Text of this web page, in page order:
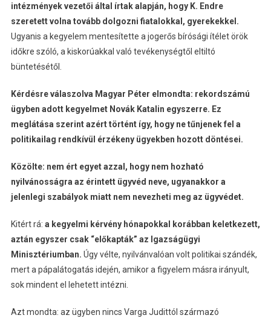
intézmények vezetői által írtak alapján, hogy K. Endre
szeretett volna tovább dolgozni fiatalokkal, gyerekekkel.
Ugyanis a kegyelem mentesítette a jogerős bírósági ítélet örök
időkre szóló, a kiskorúakkal való tevékenységtől eltiltó
büntetésétől.
Kérdésre válaszolva Magyar Péter elmondta: rekordszámú
ügyben adott kegyelmet Novák Katalin egyszerre. Ez
meglátása szerint azért történt így, hogy ne tűnjenek fel a
politikailag rendkívül érzékeny ügyekben hozott döntései.
Közölte: nem ért egyet azzal, hogy nem hozható
nyilvánosságra az érintett ügyvéd neve, ugyanakkor a
jelenlegi szabályok miatt nem nevezheti meg az ügyvédet.
Kitért rá: a kegyelmi kérvény hónapokkal korábban keletkezett,
aztán egyszer csak “előkapták” az Igazságügyi
Minisztériumban. Úgy vélte, nyilvánvalóan volt politikai szándék,
mert a pápalátogatás idején, amikor a figyelem másra irányult,
sok mindent el lehetett intézni.
Azt mondta: az ügyben nincs Varga Judittól származó